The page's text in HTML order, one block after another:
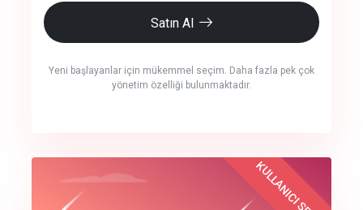
Satın Al
Yeni başlayanlar için mükemmel seçim. Daha fazla pek çok
yönetim özelliği bulunmaktadır.
crm auto cync
Best Choice